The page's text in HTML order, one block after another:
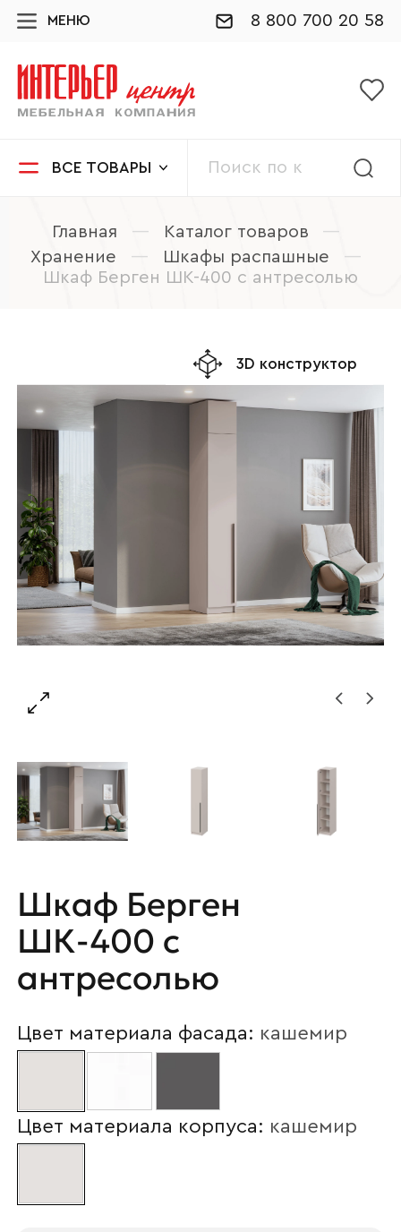
МЕНЮ 8 800 700 20 58
ВСЕ ТОВАРЫ
Главная — Каталог товаров
—
Хранение
— Шкафы распашные
—
Шкаф Берген ШК-400 с антресолью
3D конструктор
Шкаф Берген
ШК-400 с
антресолью
Цвет материала фасада: кашемир
Цвет материала корпуса: кашемир